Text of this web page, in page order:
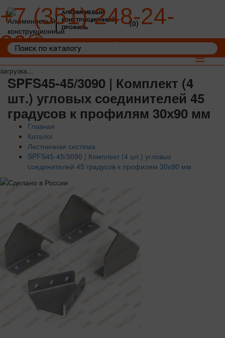
загрузка...
АЛЮМИНИЕВЫЙ
КОНСТРУКЦИОННЫЙ
ПРОФИЛЬ
+7 (351) 248-24-
36
(0)
Toggle
SPFS45-45/3090 | Комплект (4
шт.) угловых соединителей 45
градусов к профилям 30х90 мм
Главная
Каталог
Лестничная система
SPFS45-45/3090 | Комплект (4 шт.) угловых
соединителей 45 градусов к профилям 30х90 мм